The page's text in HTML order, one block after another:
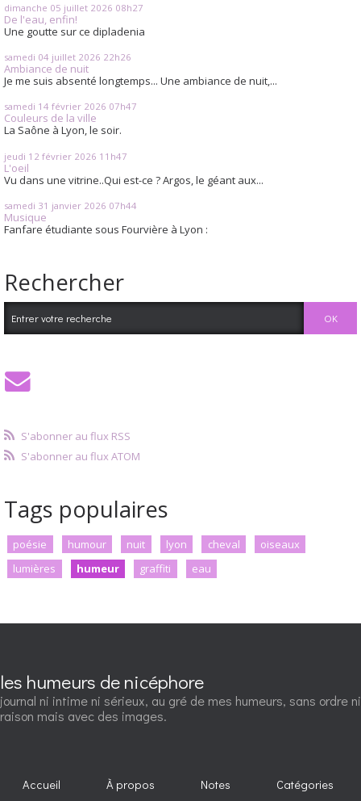
dimanche 05 juillet 2026 08h27
De l'eau, enfin!
Une goutte sur ce dipladenia
samedi 04 juillet 2026 22h26
Ambiance de nuit
Je me suis absenté longtemps... Une ambiance de nuit,...
samedi 14 février 2026 07h47
Couleurs de la ville
La Saône à Lyon, le soir.
jeudi 12 février 2026 11h47
L'oeil
Vu dans une vitrine..Qui est-ce ? Argos, le géant aux...
samedi 31 janvier 2026 07h44
Musique
Fanfare étudiante sous Fourvière à Lyon :
Rechercher
S'abonner au flux RSS
S'abonner au flux ATOM
Tags populaires
poésie humour nuit lyon cheval
oiseaux
lumières
humeur graffiti eau
les humeurs de nicéphore
journal ni intime ni sérieux, au gré de mes humeurs, sans ordre ni
raison mais avec des images.
Accueil À propos Notes Catégories